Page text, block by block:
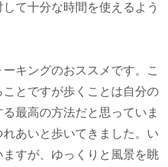
て十分な時間を使えるよう
ーキングのおススメです。こ
とですが歩くことは自分の
最高の方法だと思っていま
あいと歩いてきました。い
すが、ゆっくりと風景を眺